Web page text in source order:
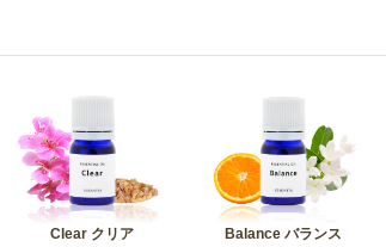
Clear クリア Balance バランス